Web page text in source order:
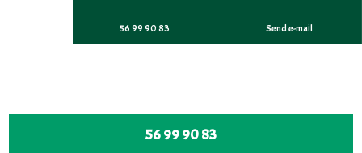
56 99 90 83 Send e-mail
56 99 90 83​